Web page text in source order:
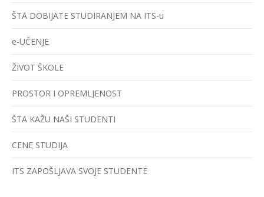
ŠTA DOBIJATE STUDIRANJEM NA ITS-u
e-UČENJE
ŽIVOT ŠKOLE
PROSTOR I OPREMLJENOST
ŠTA KAŽU NAŠI STUDENTI
CENE STUDIJA
ITS ZAPOŠLJAVA SVOJE STUDENTE